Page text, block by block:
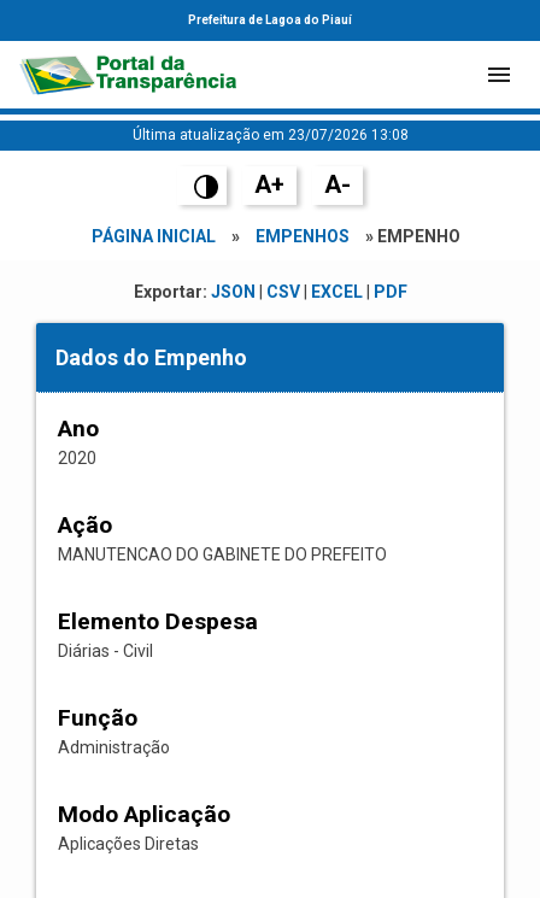
Prefeitura de Lagoa do Piauí
Última atualização em 23/07/2026 13:08
A+ A-
PÁGINA INICIAL » EMPENHOS » EMPENHO
Exportar: JSON CSV| EXCEL| PDF
Dados do Empenho
Ano
2020
Ação
MANUTENCAO DO GABINETE DO PREFEITO
Elemento Despesa
Diárias - Civil
Função
Administração
Modo Aplicação
Aplicações Diretas